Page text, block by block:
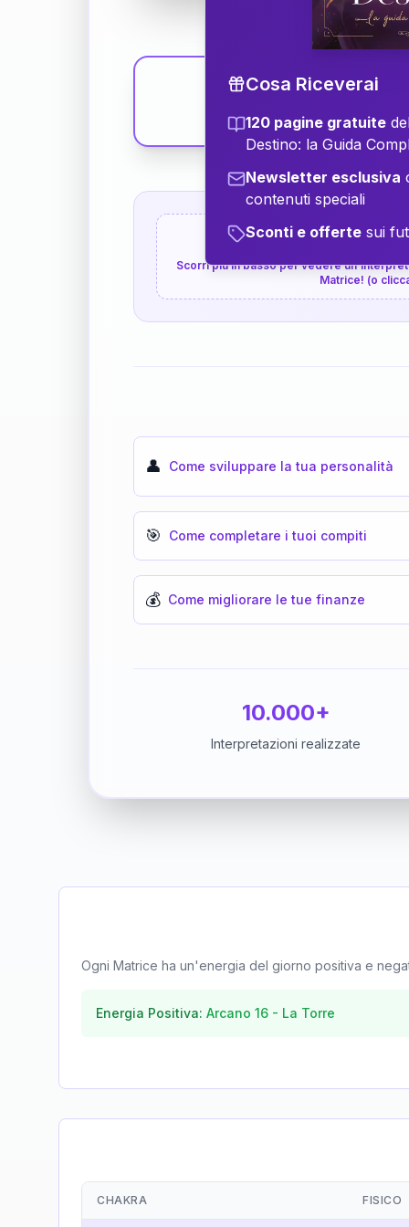
👇 P.S. Interpretazione
Scorri più in basso per vedere
Matrice! (o
👤 Come sviluppare la tua personalità
🎯 Come completare i tuoi compiti
💰 Come migliorare le tue finanze
10.000+
Interpretazioni realizzate
Ogni Matrice ha un'energia del giorno positiva e
Energia Positiva: Arcano 16 - La Torre
CHAKRA FISICO
Cosa Riceverai
120 pagine gratuite
Destino: la Guida
Newsletter esclusiva
contenuti speciali
Sconti e offerte sui